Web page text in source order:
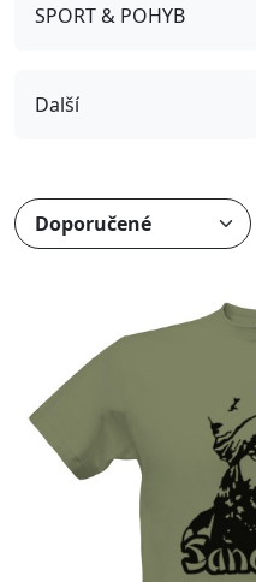
SPORT & POHYB
Další
Přizpůsobitelný motiv